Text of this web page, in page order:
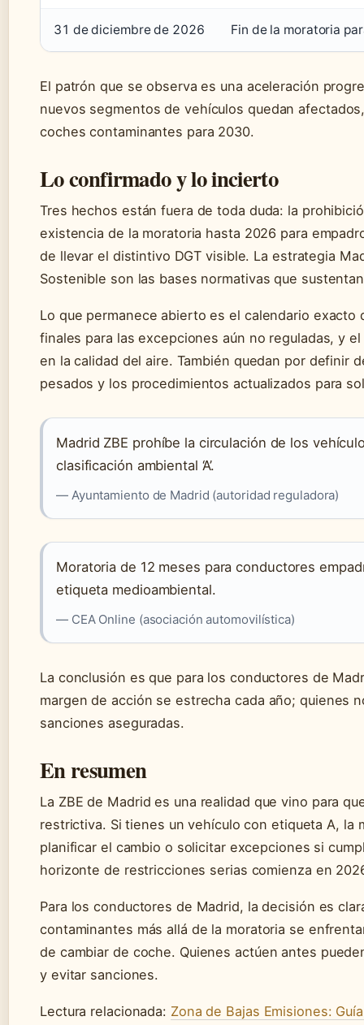
31 de diciembre de 2026 Fin de la moratoria
El patrón que se observa es una aceleración
nuevos segmentos de vehículos quedan
coches contaminantes para 2030.
Lo confirmado y lo incierto
Tres hechos están fuera de toda duda: la
existencia de la moratoria hasta 2026 para
de llevar el distintivo DGT visible. La estrategia
Sostenible son las bases normativas que
Lo que permanece abierto es el calendario
finales para las excepciones aún no reguladas, y
en la calidad del aire. También quedan por definir
pesados y los procedimientos actualizados para
Madrid ZBE prohíbe la circulación de los
clasificación ambiental ‘A’.
— Ayuntamiento de Madrid (autoridad reguladora)
Moratoria de 12 meses para conductores
etiqueta medioambiental.
— CEA Online (asociación automovilística)
La conclusión es que para los conductores de
margen de acción se estrecha cada año; quienes
sanciones aseguradas.
En resumen
La ZBE de Madrid es una realidad que vino para
restrictiva. Si tienes un vehículo con etiqueta A, la
planificar el cambio o solicitar excepciones si
horizonte de restricciones serias comienza en
Para los conductores de Madrid, la decisión es
contaminantes más allá de la moratoria se
de cambiar de coche. Quienes actúen antes
y evitar sanciones.
Lectura relacionada: Zona de Bajas Emisiones: